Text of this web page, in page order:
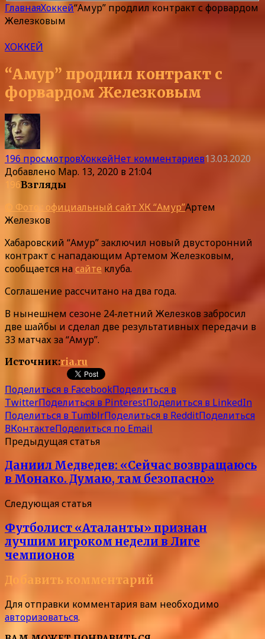
ГлавнаяХоккей“Амур” продлил контракт с форвардом
Железковым
ХОККЕЙ
“Амур” продлил контракт с
форвардом Железковым
196 просмотровХоккейНет комментариев13.03.2020
Добавлено Мар. 13, 2020 в 21:04
196Взгляды
© Фото : официальный сайт ХК “Амур”Артем
Железков
Хабаровский “Амур” заключил новый двусторонний
контракт с нападающим Артемом Железковым,
сообщается насайте клуба.
Соглашение рассчитано на два года.
В нынешнем сезоне 24-летний Железков забросил
две шайбы и сделал две результативных передачи в
33 матчах за “Амур”.
Источник:ria.ru
Поделиться в FacebookПоделиться в
TwitterПоделиться в PinterestПоделиться в LinkedIn
Поделиться в TumblrПоделиться в RedditПоделиться
ВКонтактеПоделиться по Email
Предыдущая статья
Даниил Медведев: «Сейчас возвращаюсь
в Монако. Думаю, там безопасно»
Следующая статья
Футболист «Аталанты» признан
лучшим игроком недели в Лиге
чемпионов
Добавить комментарий
Для отправки комментария вам необходимо
авторизоваться.